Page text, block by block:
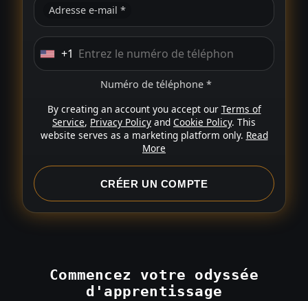
Adresse e-mail *
U
t
e
S
+
+1
Numéro de téléphone *
By creating an account you accept our Terms of
Service, Privacy Policy and Cookie Policy. This
website serves as a marketing platform only. Read
More
CRÉER UN COMPTE
Commencez votre odyssée
d'apprentissage